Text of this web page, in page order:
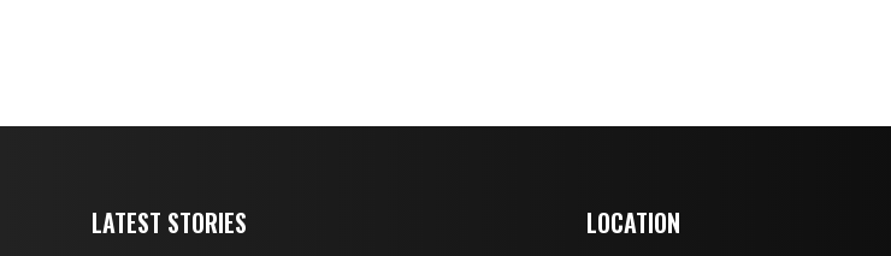
LATEST STORIES LOCATION